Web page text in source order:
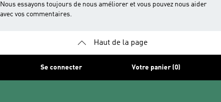
Nous essayons toujours de nous améliorer et vous pouvez nous aider
avec vos commentaires.
Haut de la page
Se connecter Votre panier (0)